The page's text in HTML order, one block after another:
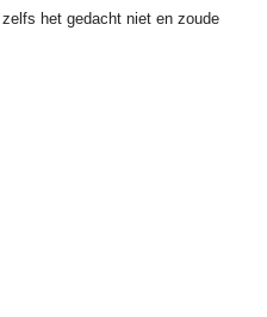
het gedacht niet en zoude